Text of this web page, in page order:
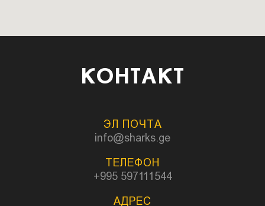
КОНТАКТ
ЭЛ ПОЧТА
info@sharks.ge
ТЕЛЕФОН
+995 597111544
АДРЕС